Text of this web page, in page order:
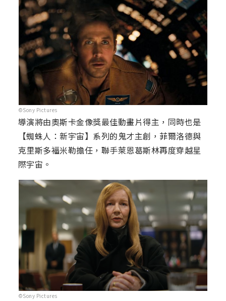
©Sony Pictures
導演將由奧斯卡金像獎最佳動畫片得主，同時也是
【蜘蛛人：新宇宙】系列的鬼才主創，菲爾洛德與
克里斯多福米勒擔任，聯手萊恩葛斯林再度穿越星
際宇宙。
©Sony Pictures